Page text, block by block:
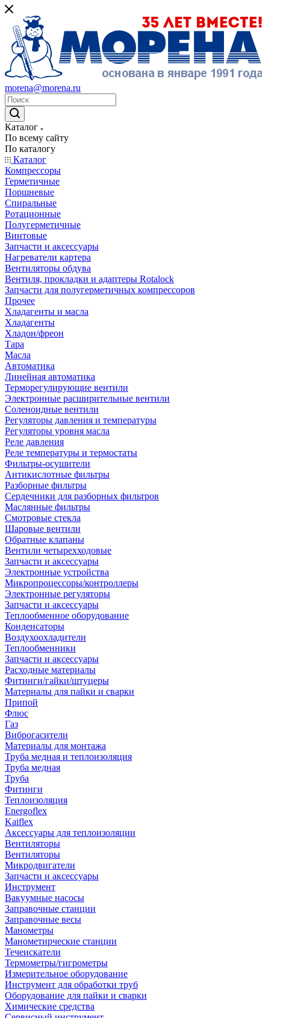
morena@morena.ru
Каталог
По всему сайту
По каталогу
Каталог
Компрессоры
Герметичные
Поршневые
Спиральные
Ротационные
Полугерметичные
Винтовые
Запчасти и аксессуары
Нагреватели картера
Вентиляторы обдува
Вентиля, прокладки и адаптеры Rotalock
Запчасти для полугерметичных компрессоров
Прочее
Хладагенты и масла
Хладагенты
Хладон/фреон
Тара
Масла
Автоматика
Линейная автоматика
Терморегулирующие вентили
Электронные расширительные вентили
Соленоидные вентили
Регуляторы давления и температуры
Регуляторы уровня масла
Реле давления
Реле температуры и термостаты
Фильтры-осушители
Антикислотные фильтры
Разборные фильтры
Сердечники для разборных фильтров
Маслянные фильтры
Смотровые стекла
Шаровые вентили
Обратные клапаны
Вентили четырехходовые
Запчасти и аксессуары
Электронные устройства
Микропроцессоры/контроллеры
Электронные регуляторы
Запчасти и аксессуары
Теплообменное оборудование
Конденсаторы
Воздухоохладители
Теплообменники
Запчасти и аксессуары
Расходные материалы
Фитинги/гайки/штуцеры
Материалы для пайки и сварки
Припой
Флюс
Газ
Виброгасители
Материалы для монтажа
Труба медная и теплоизоляция
Труба медная
Труба
Фитинги
Теплоизоляция
Energoflex
Kaiflex
Аксессуары для теплоизоляции
Вентиляторы
Вентиляторы
Микродвигатели
Запчасти и аксессуары
Инструмент
Вакуумные насосы
Заправочные станции
Заправочные весы
Манометры
Манометирческие станции
Течеискатели
Термометры/гигрометры
Измерительное оборудование
Инструмент для обработки труб
Оборудование для пайки и сварки
Химические средства